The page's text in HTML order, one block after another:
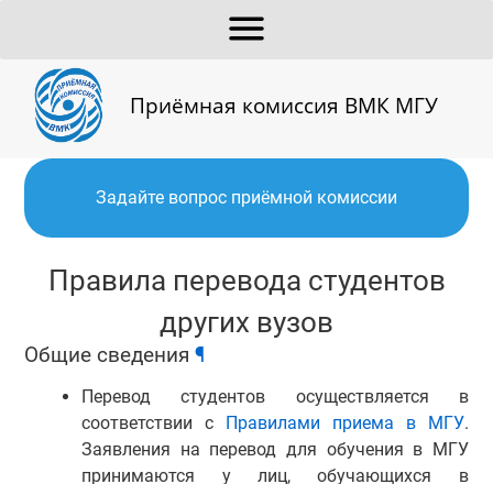
Приёмная комиссия ВМК МГУ
Задайте вопрос приёмной комиссии
Правила перевода студентов
других вузов
Общие сведения¶
Перевод студентов осуществляется в
соответствии с Правилами приема в МГУ.
Заявления на перевод для обучения в МГУ
принимаются у лиц, обучающихся в